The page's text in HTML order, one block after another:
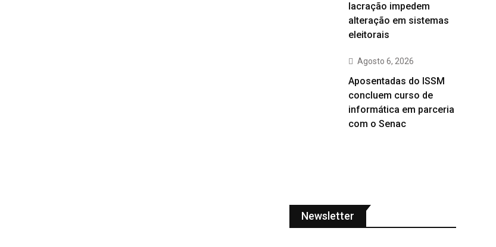
lacração impedem
alteração em sistemas
eleitorais
Agosto 6, 2026
Aposentadas do ISSM
concluem curso de
informática em parceria
com o Senac
Newsletter